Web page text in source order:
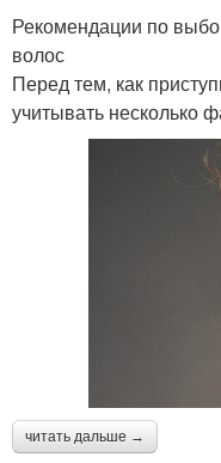
Рекомендации по
волос
Перед тем, как
учитывать несколько
читать дальше →